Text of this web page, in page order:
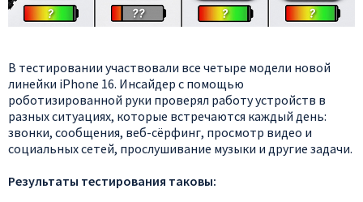
В тестировании участвовали все четыре модели новой
линейки iPhone 16. Инсайдер с помощью
роботизированной руки проверял работу устройств в
разных ситуациях, которые встречаются каждый день:
звонки, сообщения, веб-сёрфинг, просмотр видео и
социальных сетей, прослушивание музыки и другие задачи.
Результаты тестирования таковы: